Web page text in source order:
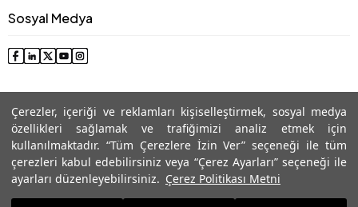
Çerezler, içeriği ve reklamları kişiselleştirmek, sosyal medya
özellikleri sağlamak ve trafiğimizi analiz etmek için
kullanılmaktadır. “Tüm Çerezlere İzin Ver” seçeneği ile tüm
çerezleri kabul edebilirsiniz veya “Çerez Ayarları” seçeneği ile
ayarları düzenleyebilirsiniz. Çerez Politikası Metni
Sosyal Medya
© 2025 Roman® Tüm Hakları Saklıdır, İzinsiz kullanılamaz